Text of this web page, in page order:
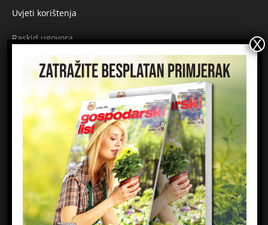
Uvjeti korištenja
Raskid ugovora
Načini plaćanja
Sigurnost plaćanja
Prijavite se na newsletter
Email